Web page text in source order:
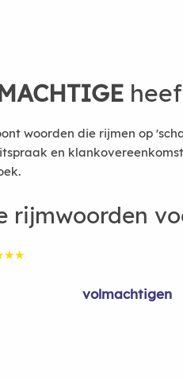
woorden die rijmen op
en
rijmwoorden
volmachtigen